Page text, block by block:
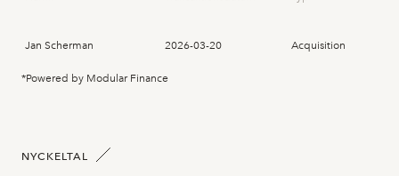
Jan Scherman 2026-03-20 Acquisition
*Powered by Modular Finance
NYCKELTAL